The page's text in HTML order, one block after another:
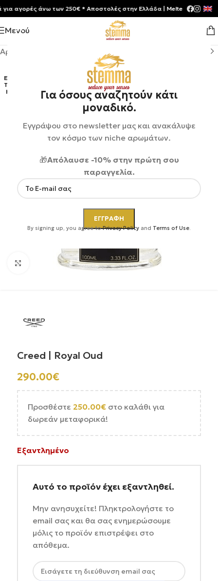
Για όσους αναζητούν κάτι
μοναδικό.
Εγγράψου στο newsletter μας και ανακάλυψε
τον κόσμο των niche αρωμάτων.
🎁Απόλαυσε -10% στην πρώτη σου
παραγγελία.
By signing up, you agree toPrivacy Policy and Terms of Use.
Μενού
Αρχική σελίδα Αρώματα
ΕΞΑΝ
ΤΛΉΘ
ΗΚΕ
Κάντε κλικ για μεγέθυνση
Creed | Royal Oud
290.00€
Προσθέστε 250.00€ στο καλάθι για
δωρεάν μεταφορικά!
Εξαντλημένο
Αυτό το προϊόν έχει εξαντληθεί.
Μην ανησυχείτε! Πληκτρολογήστε το
email σας και θα σας ενημερώσουμε
μόλις το προϊόν επιστρέψει στο
απόθεμα.
αγορές άνω των 250€ * Aποστολές στην Ελλάδα | Meltemia Exclusive